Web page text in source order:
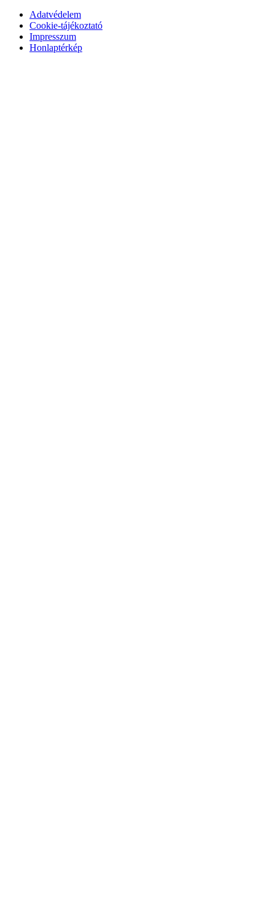
Adatvédelem
Cookie-tájékoztató
Impresszum
Honlaptérkép